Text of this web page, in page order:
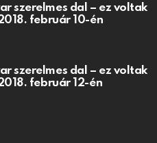
szerelmes dal – ez voltak
február 10-én
szerelmes dal – ez voltak
február 12-én